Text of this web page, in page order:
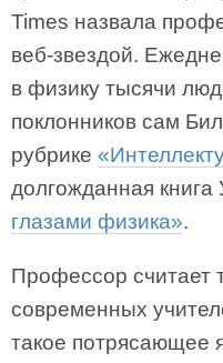
Times назвала
веб-звездой.
в физику тысячи
поклонников сам
рубрике
долгожданная
глазами физика».
Профессор считает
современных
такое потрясающее